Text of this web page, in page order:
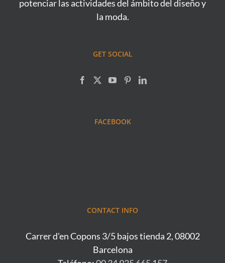
potenciar las actividades del ámbito del diseño y
la moda.
GET SOCIAL
FACEBOOK
CONTACT INFO
Carrer d'en Copons 3/5 bajos tienda 2, 08002
Barcelona